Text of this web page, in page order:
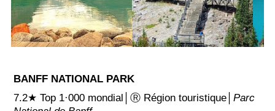
BANFF NATIONAL PARK
7.2★ Top 1·000 mondial│Ⓡ Région touristique│Parc